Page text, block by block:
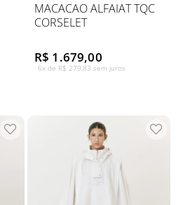
MACACAO ALFAIAT TQC
CORSELET
R$ 1.679,00
6x de R$ 279,83 sem juros